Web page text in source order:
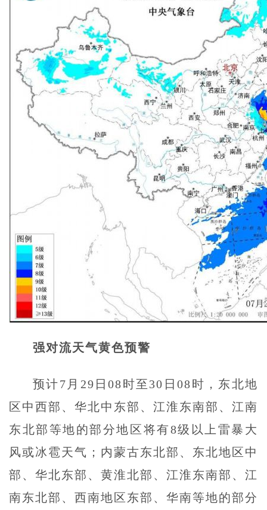
强对流天气黄色预警
预计7月29日08时至30日08时，东北地
区中西部、华北中东部、江淮东南部、江南
东北部等地的部分地区将有8级以上雷暴大
风或冰雹天气；内蒙古东北部、东北地区中
部、华北东部、黄淮北部、江淮东南部、江
南东北部、西南地区东部、华南等地的部分